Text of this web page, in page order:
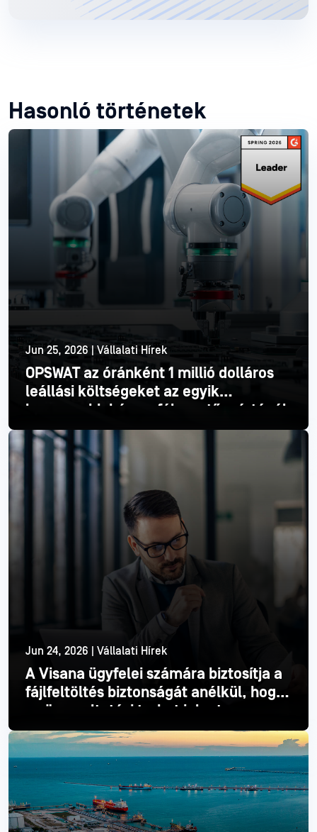
Hasonló történetek
Jun 25, 2026 | Vállalati Hírek
OPSWAT az óránként 1 millió dolláros
leállási költségeket az egyik
legnagyobb három félvezetőgyártónál
Olvass tovább
Jun 24, 2026 | Vállalati Hírek
A Visana ügyfelei számára biztosítja a
fájlfeltöltés biztonságát anélkül, hogy
ez üzemeltetési terhet jelentene
Olvass tovább